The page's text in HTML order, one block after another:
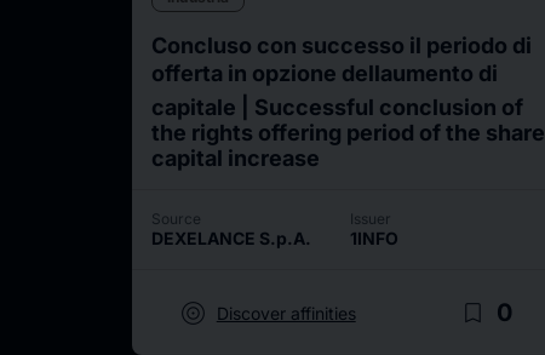
Concluso con successo il periodo di
offerta in opzione dellaumento di
capitale | Successful conclusion of
the rights offering period of the share
capital increase
Source
DEXELANCE S.p.A.
Issuer
1INFO
target Discover affinities bookmark_border 0